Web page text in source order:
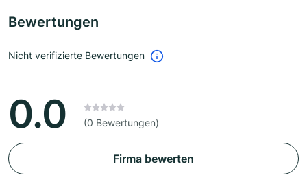
Bewertungen
Nicht verifizierte Bewertungen
0.0 (0 Bewertungen)
Firma bewerten